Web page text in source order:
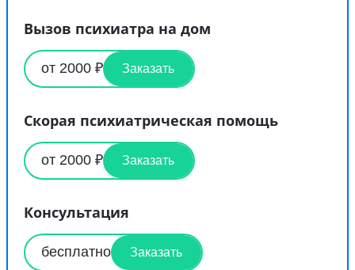
Вызов психиатра на дом
от 2000 ₽ Заказать
Скорая психиатрическая помощь
от 2000 ₽ Заказать
Консультация
бесплатно Заказать